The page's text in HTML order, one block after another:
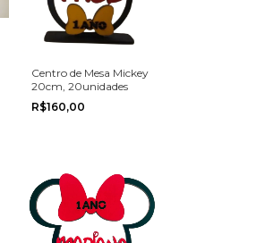
Centro de Mesa Mickey
20cm, 20unidades
R$160,00